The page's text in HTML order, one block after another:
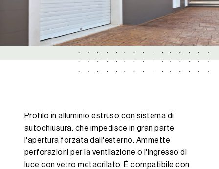
Profilo in alluminio estruso con sistema di
autochiusura, che impedisce in gran parte
l'apertura forzata dall'esterno. Ammette
perforazioni per la ventilazione o l'ingresso di
luce con vetro metacrilato. È compatibile con